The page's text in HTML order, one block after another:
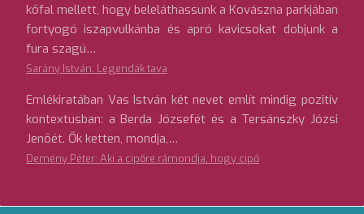
kőfal mellett, hogy beleláthassunk a Kovászna parkjában
fortyogó iszapvulkánba és apró kavicsokat dobjunk a
fura szagú…
Sarány István: Legendák tava
Emlékiratában Vas István két nevet említ mindig pozitív
kontextusban: a Berda Józsefét és a Tersánszky Józsi
Jenőét. Ők ketten, mondja,…
Demény Péter: Aki a cipőre rámondja, hogy cipő